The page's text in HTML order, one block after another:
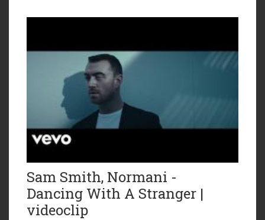
Sam Smith, Normani -
Dancing With A Stranger |
videoclip